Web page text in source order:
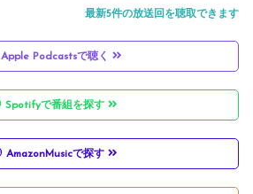
最新5件の放送回を聴取できます
Apple Podcastsで聴く
Spotifyで番組を探す
AmazonMusicで探す